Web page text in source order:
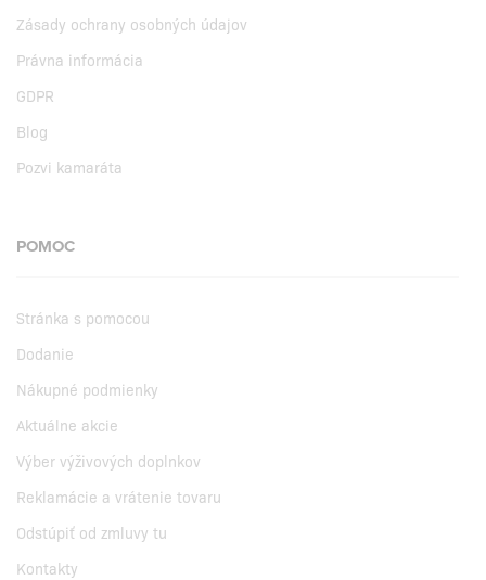
Zásady ochrany osobných údajov
Právna informácia
GDPR
Blog
Pozvi kamaráta
POMOC
Stránka s pomocou
Dodanie
Nákupné podmienky
Aktuálne akcie
Výber výživových doplnkov
Reklamácie a vrátenie tovaru
Odstúpiť od zmluvy tu
Kontakty